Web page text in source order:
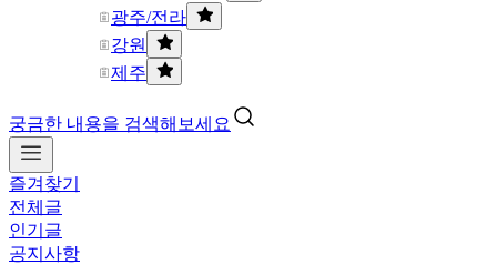
광주/전라
강원
제주
궁금한 내용을 검색해보세요
즐겨찾기
전체글
인기글
공지사항